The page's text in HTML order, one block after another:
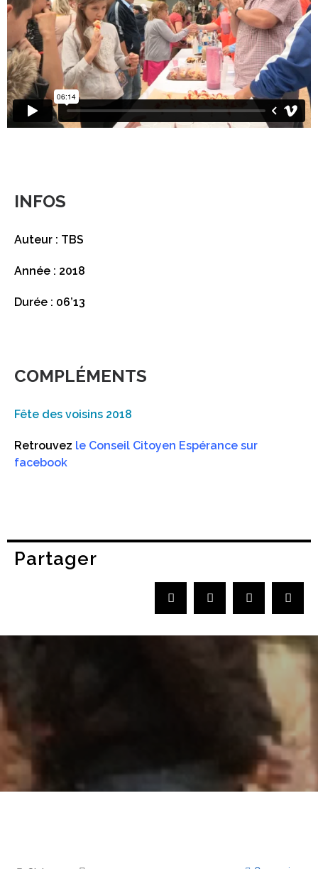
INFOS
Auteur : TBS
Année : 2018
Durée : 06’13
COMPLÉMENTS
Fête des voisins 2018
Retrouvez le Conseil Citoyen Espérance sur
facebook
Partager